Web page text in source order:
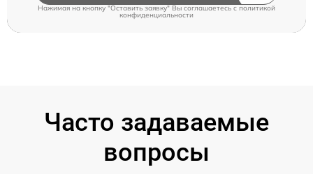
Нажимая на кнопку "Оставить заявку" Вы соглашаетесь cполитикой
конфиденциальности
Часто задаваемые
вопросы